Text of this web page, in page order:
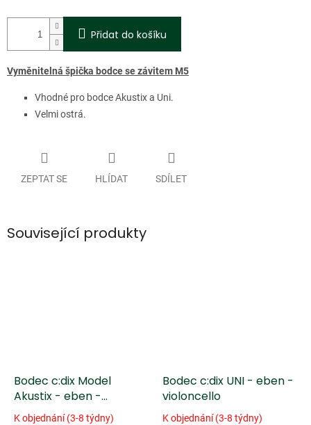
Přidat do košíku
Vyměnitelná špička bodce se závitem M5
Vhodné pro bodce Akustix a Uni.
Velmi ostrá.
ZEPTAT SE HLÍDAT SDÍLET
Související produkty
Bodec c:dix Model
Akustix - eben -
kontrabas
K objednání (3-8 týdny)
Bodec c:dix UNI - eben -
violoncello
K objednání (3-8 týdny)